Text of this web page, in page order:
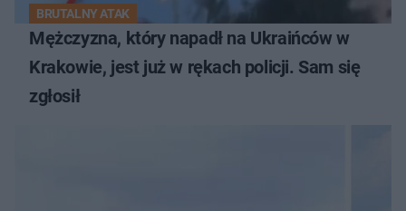
BRUTALNY ATAK
Mężczyzna, który napadł na Ukraińców w
Krakowie, jest już w rękach policji. Sam się
zgłosił